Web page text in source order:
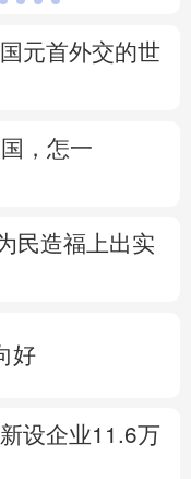
海
元首外交的世
，怎一
民造福上出实
好
设企业11.6万